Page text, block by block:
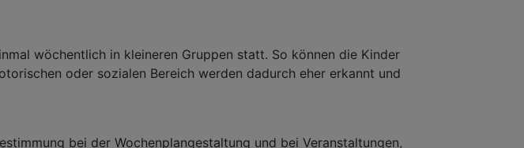
wöchentlich in kleineren Gruppen statt. So können die Kinder
oder sozialen Bereich werden dadurch eher erkannt und
bei der Wochenplangestaltung und bei Veranstaltungen,